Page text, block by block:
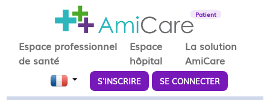
Patient
Espace professionnel
de santé
Espace
hôpital
La solution
AmiCare
S'INSCRIRE SE CONNECTER